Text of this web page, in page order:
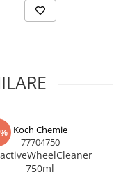
Koch Chemie
77704750
750ml